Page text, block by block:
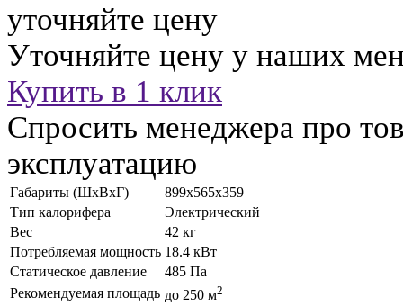
уточняйте цену
Уточняйте цену у наших
Купить в 1 клик
Спросить менеджера про
эксплуатацию
Габариты (ШхВхГ)
899x565x359
Тип калорифера
Электрический
Вес
42 кг
Потребляемая мощность 18.4 кВт
Статическое давление
485 Па
Рекомендуемая площадь до 250 м2